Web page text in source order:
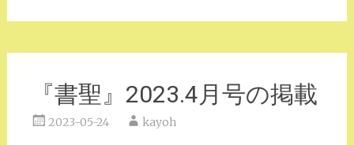
『書聖』2023.4月号の掲載
2023-05-24 kayoh